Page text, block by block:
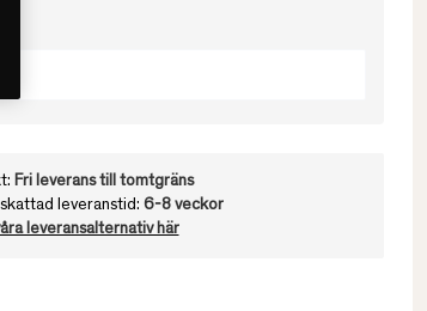
Fri leverans till tomtgräns
leveranstid: 6-8 veckor
leveransalternativ här